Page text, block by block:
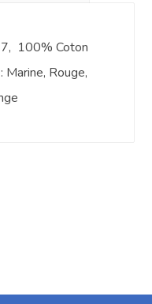
100% Coton
Marine, Rouge,